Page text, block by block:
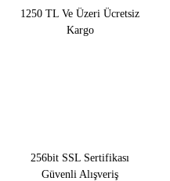
1250 TL Ve Üzeri Ücretsiz
Kargo
256bit SSL Sertifikası
Güvenli Alışveriş